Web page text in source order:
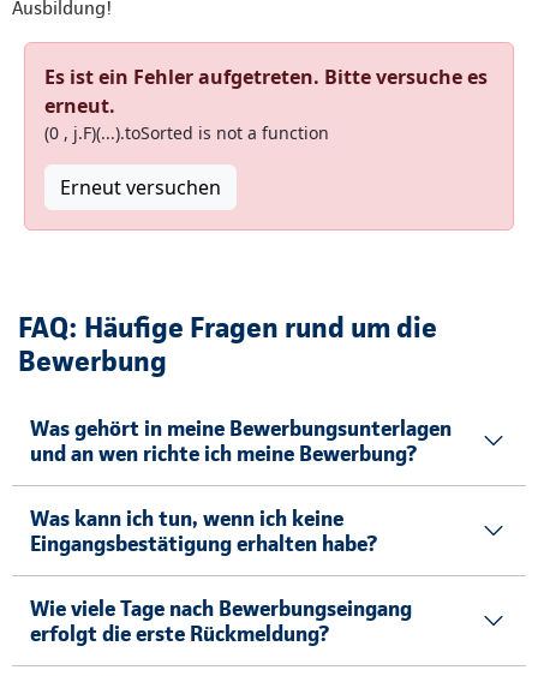
Ausbildung!
Es ist ein Fehler aufgetreten. Bitte versuche es
erneut.
(0 , j.F)(...).toSorted is not a function
Erneut versuchen
FAQ: Häufige Fragen rund um die
Bewerbung
Was gehört in meine Bewerbungsunterlagen
und an wen richte ich meine Bewerbung?
Was kann ich tun, wenn ich keine
Eingangsbestätigung erhalten habe?
Wie viele Tage nach Bewerbungseingang
erfolgt die erste Rückmeldung?